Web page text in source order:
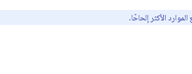
الأكثر إلحاحًا.